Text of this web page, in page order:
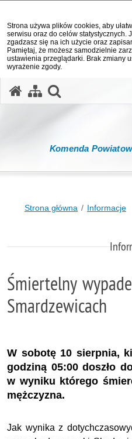
Strona używa plików cookies, aby
serwisu oraz do celów statystycznych.
zgadzasz się na ich użycie oraz
Pamiętaj, że możesz samodzielnie
ustawienia przeglądarki. Brak zmiany
wyrażenie zgody.
Komenda
Strona główna Informacje
Śmiertelny
Smardzewicach
W sobotę 10 sierpnia,
godziną 05:00 doszło
w wyniku którego
mężczyzna.
Jak wynika z